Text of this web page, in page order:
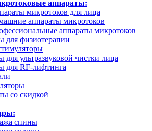
аппараты:
микротоков для лица
аппараты микротоков
аппараты микротоков
для физиотерапии
для ультразвуковой чистки лица
для RF-лифтинга
со скидкой
спины